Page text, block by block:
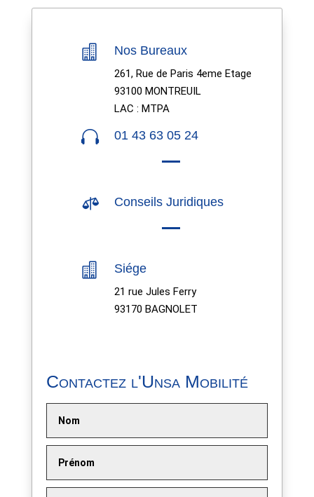
 Nos Bureaux
261, Rue de Paris 4eme Etage
93100 MONTREUIL
LAC : MTPA
 01 43 63 05 24
 Conseils Juridiques
 Siége
21 rue Jules Ferry
93170 BAGNOLET
Contactez l'Unsa Mobilité